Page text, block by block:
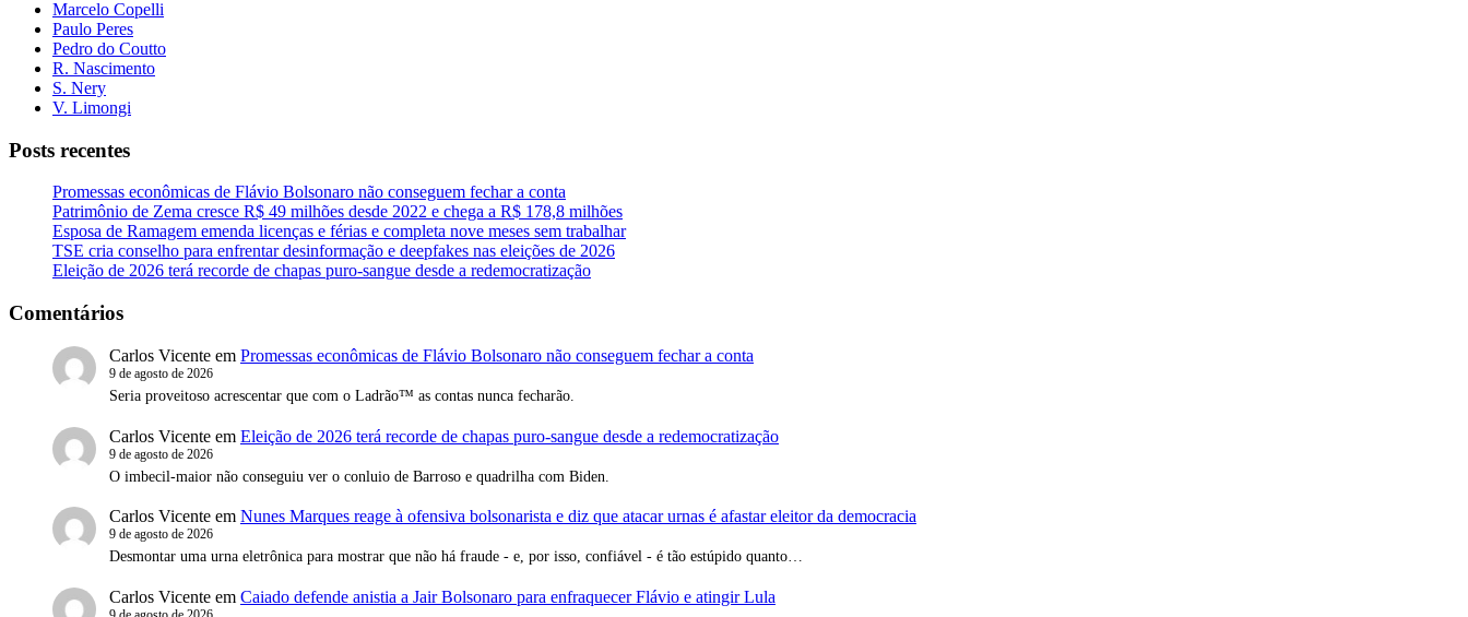
Marcelo Copelli
Paulo Peres
Pedro do Coutto
R. Nascimento
S. Nery
V. Limongi
Posts recentes
Promessas econômicas de Flávio Bolsonaro não conseguem fechar a conta
Patrimônio de Zema cresce R$ 49 milhões desde 2022 e chega a R$ 178,8 milhões
Esposa de Ramagem emenda licenças e férias e completa nove meses sem trabalhar
TSE cria conselho para enfrentar desinformação e deepfakes nas eleições de 2026
Eleição de 2026 terá recorde de chapas puro-sangue desde a redemocratização
Comentários
Carlos Vicente em Promessas econômicas de Flávio Bolsonaro não conseguem fechar a conta
9 de agosto de 2026
Seria proveitoso acrescentar que com o Ladrão™ as contas nunca fecharão.
Carlos Vicente em Eleição de 2026 terá recorde de chapas puro-sangue desde a redemocratização
9 de agosto de 2026
O imbecil-maior não conseguiu ver o conluio de Barroso e quadrilha com Biden.
Carlos Vicente em Nunes Marques reage à ofensiva bolsonarista e diz que atacar urnas é afastar eleitor da democracia
9 de agosto de 2026
Desmontar uma urna eletrônica para mostrar que não há fraude - e, por isso, confiável - é tão estúpido quanto…
Carlos Vicente em Caiado defende anistia a Jair Bolsonaro para enfraquecer Flávio e atingir Lula